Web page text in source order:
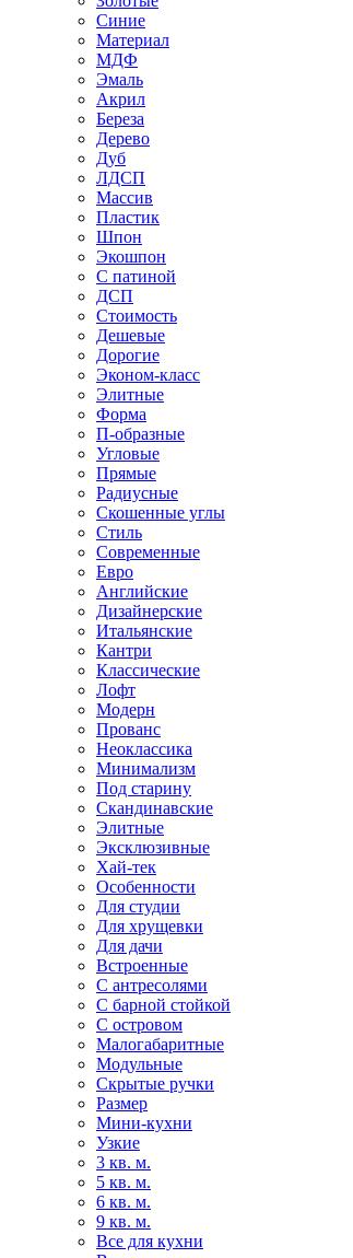
Синие
Материал
МДФ
Эмаль
Акрил
Береза
Дерево
Дуб
ЛДСП
Массив
Пластик
Шпон
Экошпон
С патиной
ДСП
Стоимость
Дешевые
Дорогие
Эконом-класс
Элитные
Форма
П-образные
Угловые
Прямые
Радиусные
Скошенные углы
Стиль
Современные
Евро
Английские
Дизайнерские
Итальянские
Кантри
Классические
Лофт
Модерн
Прованс
Неоклассика
Минимализм
Под старину
Скандинавские
Элитные
Эксклюзивные
Хай-тек
Особенности
Для студии
Для хрущевки
Для дачи
Встроенные
С антресолями
С барной стойкой
С островом
Малогабаритные
Модульные
Скрытые ручки
Размер
Мини-кухни
Узкие
3 кв. м.
5 кв. м.
6 кв. м.
9 кв. м.
Все для кухни